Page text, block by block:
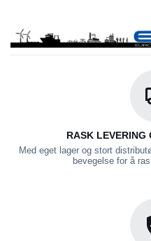
RASK LEVERING
Med eget lager og stort
bevegelse for å